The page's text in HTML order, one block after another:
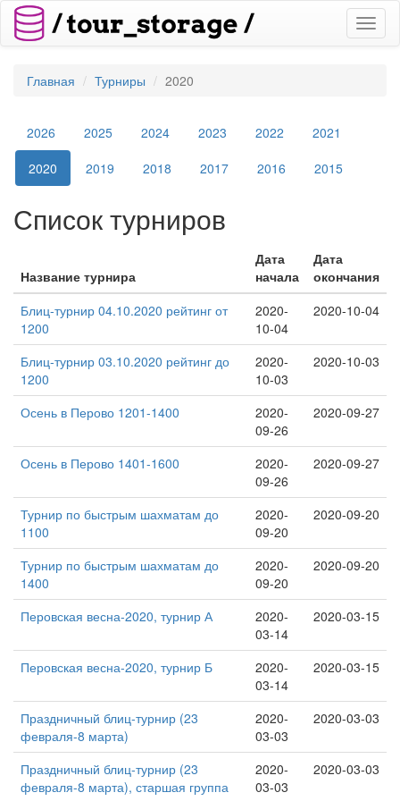
Главная Турниры 2020
2026 2025 2024 2023 2022
2021
2020
2019 2018 2017 2016 2015
Список турниров
Название турнира
Дата
начала
Дата
окончания
Блиц-турнир 04.10.2020 рейтинг от
1200
2020-
10-04
2020-10-04
Блиц-турнир 03.10.2020 рейтинг до
1200
2020-
10-03
2020-10-03
Осень в Перово 1201-1400
2020-
09-26
2020-09-27
Осень в Перово 1401-1600
2020-
09-26
2020-09-27
Турнир по быстрым шахматам до
1100
2020-
09-20
2020-09-20
Турнир по быстрым шахматам до
1400
2020-
09-20
2020-09-20
Перовская весна-2020, турнир А
2020-
03-14
2020-03-15
Перовская весна-2020, турнир Б
2020-
03-14
2020-03-15
Праздничный блиц-турнир (23
февраля-8 марта)
2020-
03-03
2020-03-03
Праздничный блиц-турнир (23
февраля-8 марта), старшая группа
2020-
03-03
2020-03-03